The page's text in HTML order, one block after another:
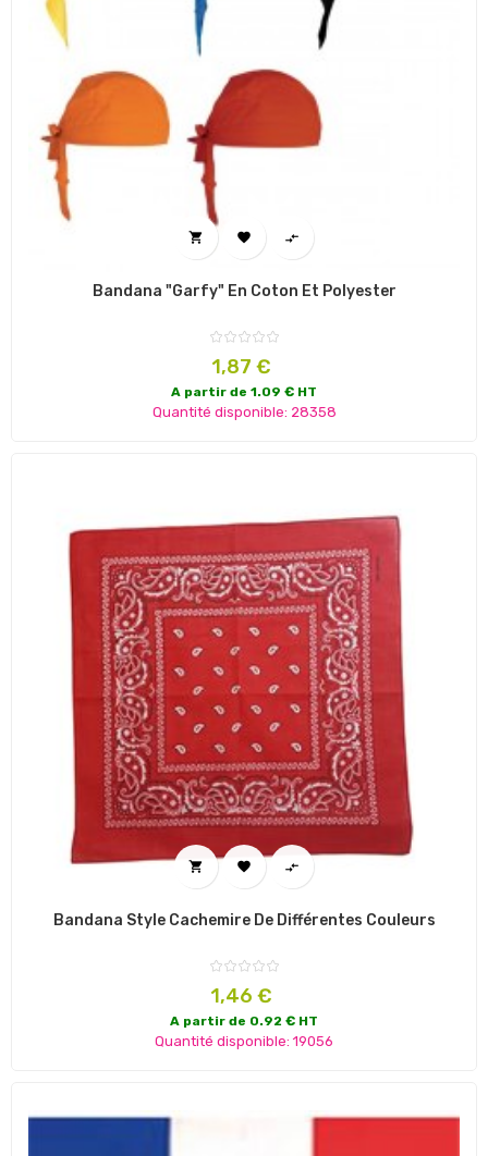
  
Bandana "Garfy" En Coton Et Polyester
Prix
1,87 €
A partir de 1.09 € HT
Quantité disponible: 28358
  
Bandana Style Cachemire De Différentes Couleurs
Prix
1,46 €
A partir de 0.92 € HT
Quantité disponible: 19056